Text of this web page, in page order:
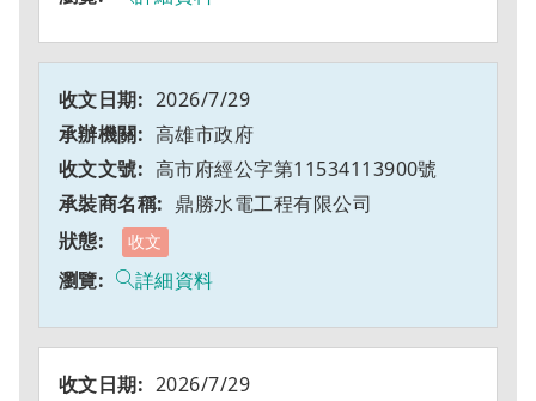
2026/7/29
高雄市政府
高市府經公字第11534113900號
鼎勝水電工程有限公司
收文
詳細資料
2026/7/29